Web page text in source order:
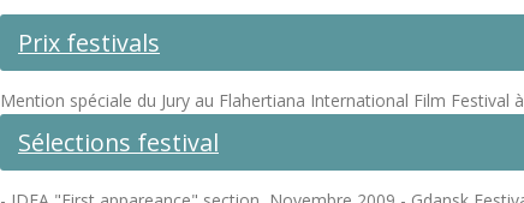
Prix festivals
Mention spéciale du Jury au Flahertiana International Film Festival
Sélections festival